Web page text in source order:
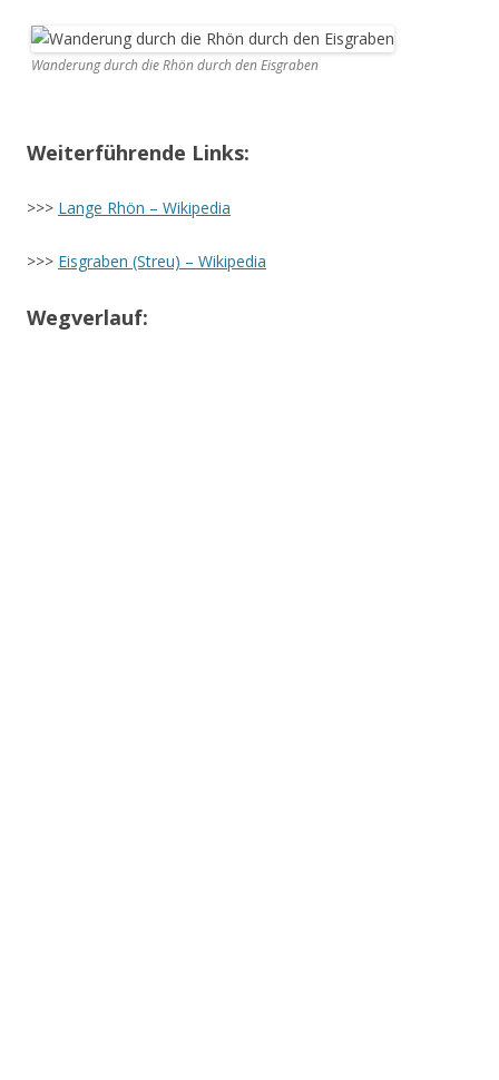
Wanderung durch die Rhön durch den Eisgraben
Weiterführende Links:
>>> Lange Rhön – Wikipedia
>>> Eisgraben (Streu) – Wikipedia
Wegverlauf: